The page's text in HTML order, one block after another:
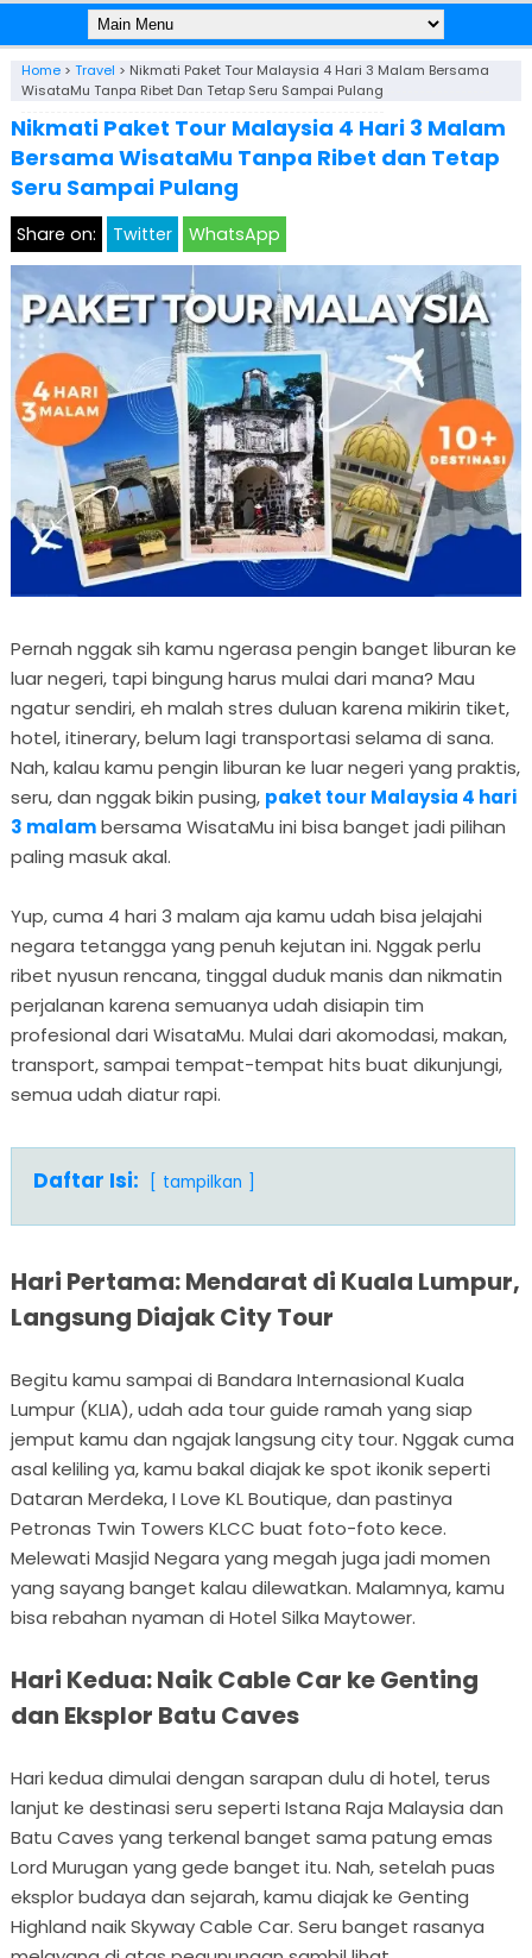
Home> Travel > Nikmati Paket Tour Malaysia 4 Hari 3 Malam Bersama
WisataMu Tanpa Ribet Dan Tetap Seru Sampai Pulang
Nikmati Paket Tour Malaysia 4 Hari 3 Malam
Bersama WisataMu Tanpa Ribet dan Tetap
Seru Sampai Pulang
Share on: Twitter WhatsApp
Pernah nggak sih kamu ngerasa pengin banget liburan ke
luar negeri, tapi bingung harus mulai dari mana? Mau
ngatur sendiri, eh malah stres duluan karena mikirin tiket,
hotel, itinerary, belum lagi transportasi selama di sana.
Nah, kalau kamu pengin liburan ke luar negeri yang praktis,
seru, dan nggak bikin pusing, paket tour Malaysia 4 hari
3 malambersama WisataMu ini bisa banget jadi pilihan
paling masuk akal.
Yup, cuma 4 hari 3 malam aja kamu udah bisa jelajahi
negara tetangga yang penuh kejutan ini. Nggak perlu
ribet nyusun rencana, tinggal duduk manis dan nikmatin
perjalanan karena semuanya udah disiapin tim
profesional dari WisataMu. Mulai dari akomodasi, makan,
transport, sampai tempat-tempat hits buat dikunjungi,
semua udah diatur rapi.
Daftar Isi: tampilkan
Hari Pertama: Mendarat di Kuala Lumpur,
Langsung Diajak City Tour
Begitu kamu sampai di Bandara Internasional Kuala
Lumpur (KLIA), udah ada tour guide ramah yang siap
jemput kamu dan ngajak langsung city tour. Nggak cuma
asal keliling ya, kamu bakal diajak ke spot ikonik seperti
Dataran Merdeka, I Love KL Boutique, dan pastinya
Petronas Twin Towers KLCC buat foto-foto kece.
Melewati Masjid Negara yang megah juga jadi momen
yang sayang banget kalau dilewatkan. Malamnya, kamu
bisa rebahan nyaman di Hotel Silka Maytower.
Hari Kedua: Naik Cable Car ke Genting
dan Eksplor Batu Caves
Hari kedua dimulai dengan sarapan dulu di hotel, terus
lanjut ke destinasi seru seperti Istana Raja Malaysia dan
Batu Caves yang terkenal banget sama patung emas
Lord Murugan yang gede banget itu. Nah, setelah puas
eksplor budaya dan sejarah, kamu diajak ke Genting
Highland naik Skyway Cable Car. Seru banget rasanya